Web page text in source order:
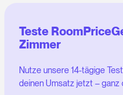
Teste
Zimmer
Nutze unsere 14-tägige
deinen Umsatz jetzt – ganz